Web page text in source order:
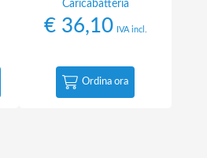
Caricabatteria
€36,10 IVA incl.
Ordina ora